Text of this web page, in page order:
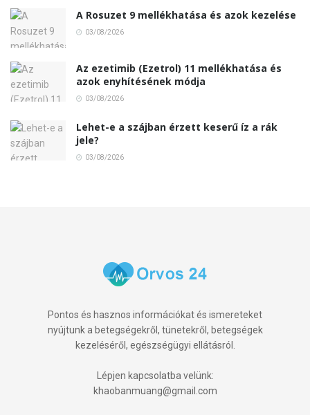
A Rosuzet 9 mellékhatása és azok kezelése
03/08/2026
Az ezetimib (Ezetrol) 11 mellékhatása és
azok enyhítésének módja
03/08/2026
Lehet-e a szájban érzett keserű íz a rák
jele?
03/08/2026
Pontos és hasznos információkat és ismereteket
nyújtunk a betegségekről, tünetekről, betegségek
kezeléséről, egészségügyi ellátásról.
Lépjen kapcsolatba velünk:
khaobanmuang@gmail.com